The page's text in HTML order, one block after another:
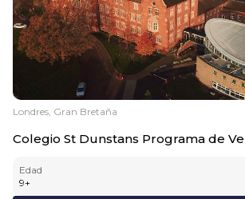
Londres, Gran Bretaña
Colegio St Dunstans Programa de
Edad
9+